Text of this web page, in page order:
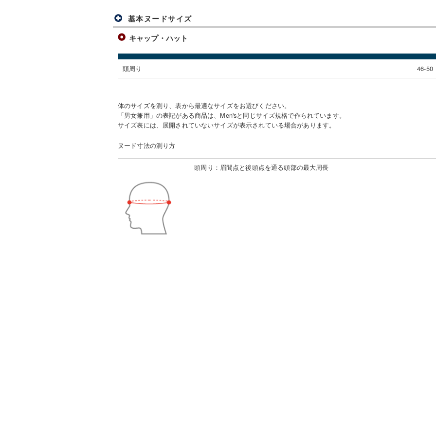
基本ヌードサイズ
キャップ・ハット
頭周り 46-50
体のサイズを測り、表から最適なサイズをお選びください。
「男女兼用」の表記がある商品は、Men'sと同じサイズ規格で作られています。
サイズ表には、展開されていないサイズが表示されている場合があります。
ヌード寸法の測り方
頭周り ： 眉間点と後頭点を通る頭部の最大周長